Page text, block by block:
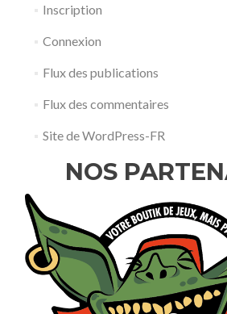
Inscription
Connexion
Flux des publications
Flux des commentaires
Site de WordPress-FR
NOS